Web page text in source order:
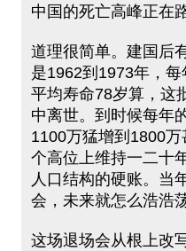
中国的死亡高峰正在
道理很简单。建国后
是1962到1973年，
平均寿命78岁算，这
中离世。到时候每年
1100万猛增到1800
个高位上维持一二十
人口结构的硬账。当
会，未来就怎么浩浩
这场退场会从根上改